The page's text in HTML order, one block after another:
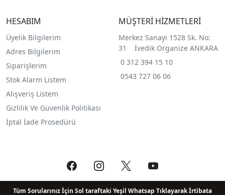
HESABIM
Üyelik Bilgilerim
Adres Bilgilerim
Siparişlerim
Stok Alarm Listem
Alışveriş Listem
Gizlilik Ve Güvenlik Politikası
İptal İade Prosedürü
MÜŞTERİ HİZMETLERİ
Merkez Sanayi 1528 Sk. No:
31 İvedik Organize ANKARA
0 312 394 15 10
0543 727 06 06
Tüm Sorularınız İçin Sol taraftaki Yeşil Whatsap Tıklayarak İrtibata